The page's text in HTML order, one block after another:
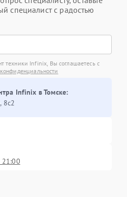
специалист с радостью
техники Infinix, Вы соглашаетесь с
Infinix в Томске:
8с2
21:00